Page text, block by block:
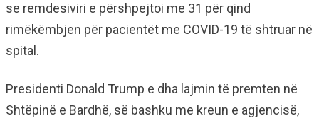
se remdesiviri e përshpejtoi me 31 për qind
rimëkëmbjen për pacientët me COVID-19 të shtruar në
spital.
Presidenti Donald Trump e dha lajmin të premten në
Shtëpinë e Bardhë, së bashku me kreun e agjencisë,